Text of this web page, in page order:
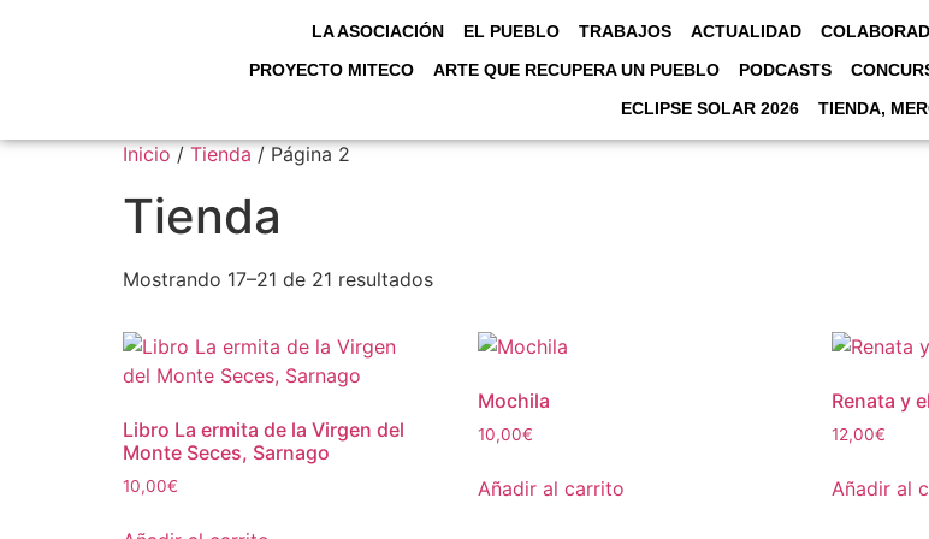
LA ASOCIACIÓN EL PUEBLO TRABAJOS ACTUALIDAD
PROYECTO MITECO
ARTE QUE RECUPERA UN PUEBLO PODCASTS
ECLIPSE SOLAR 2026
TIENDA,
Inicio / Tienda / Página 2
Tienda
Mostrando 17–21 de 21 resultados
Libro La ermita de la Virgen del
Monte Seces, Sarnago
10,00€
Mochila
10,00€
Añadir al carrito
Renata y
12,00€
Añadir al